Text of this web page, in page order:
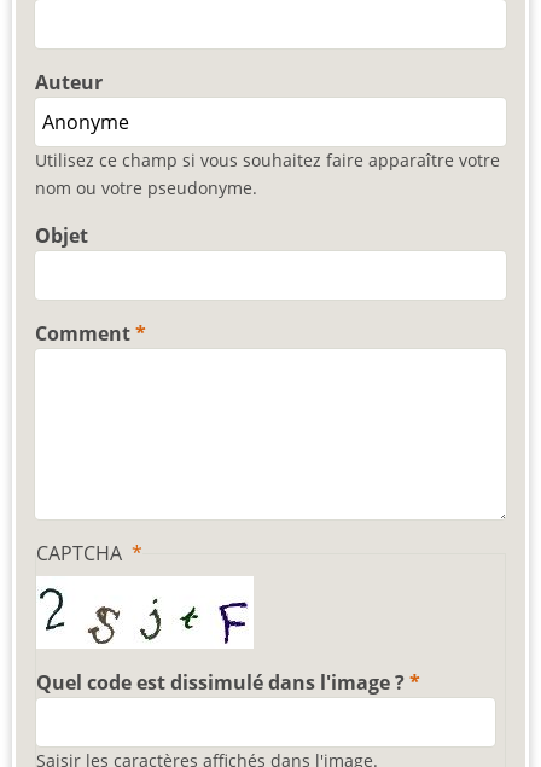
Auteur
Utilisez ce champ si vous souhaitez faire apparaître votre
nom ou votre pseudonyme.
Objet
Comment
CAPTCHA
Quel code est dissimulé dans l'image ?
Saisir les caractères affichés dans l'image.